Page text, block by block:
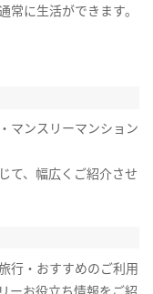
常に生活ができます。
マンスリーマンション
て、幅広くご紹介させ
行・おすすめのご利用
ーお役立ち情報をご紹